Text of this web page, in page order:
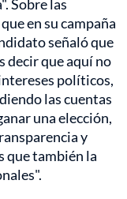
Sobre las
en su campaña
señaló que
decir que aquí no
políticos,
las cuentas
una elección,
y
que también la